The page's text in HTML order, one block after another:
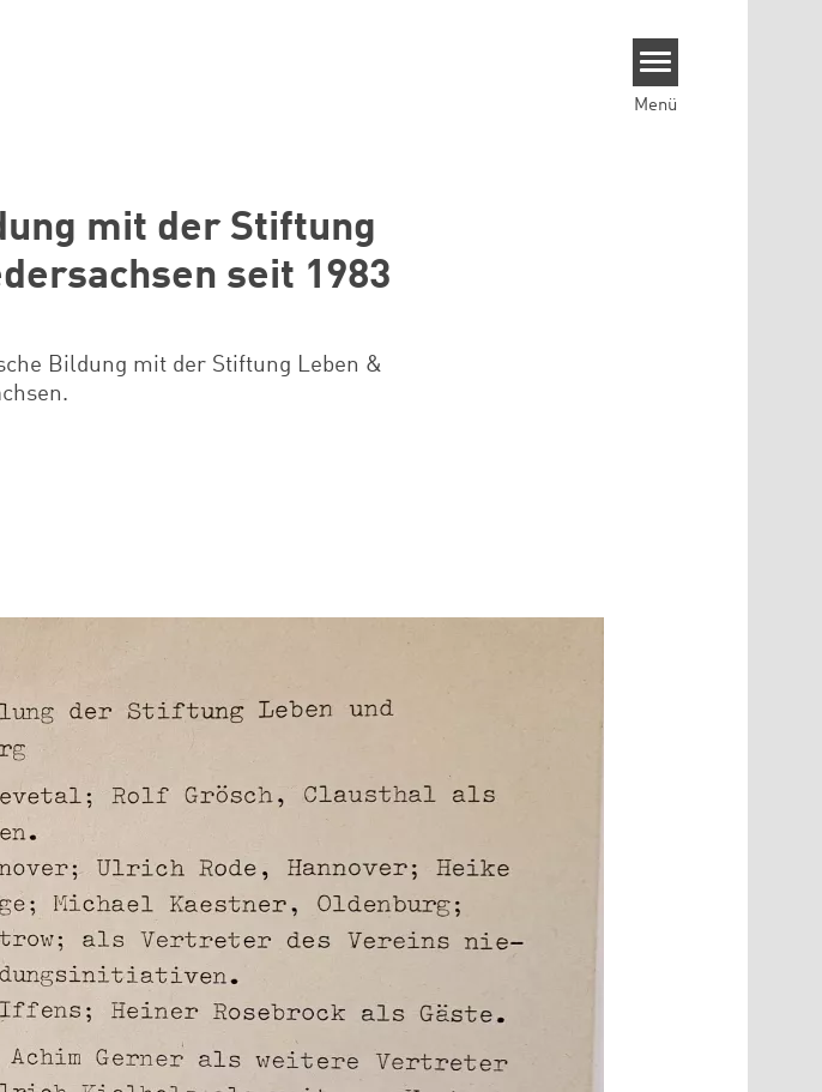
Menü
mit der Stiftung
seit 1983
Bildung mit der Stiftung Leben &